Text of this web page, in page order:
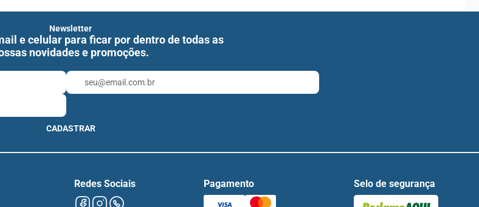
Newsletter
e celular para ficar por dentro de todas as
novidades e promoções.
CADASTRAR
Redes Sociais Pagamento Selo de segurança